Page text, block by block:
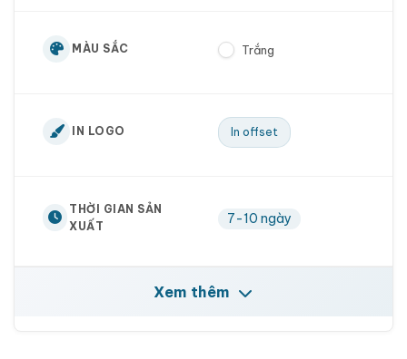
MÀU SẮC Trắng
IN LOGO In offset
THỜI GIAN SẢN
XUẤT
7-10 ngày
Xem thêm